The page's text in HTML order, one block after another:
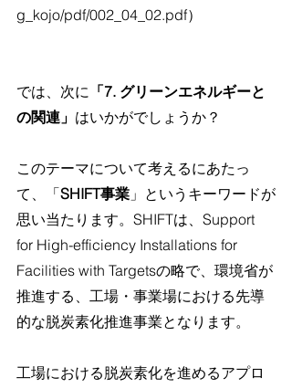
g_kojo/pdf/002_04_02.pdf）
では、次に 「7. グリーンエネルギーと
の関連」 はいかがでしょうか？
このテーマについて考えるにあたっ
て、「SHIFT事業 」というキーワードが
思い当たります。SHIFTは、Support
for High-efficiency Installations for
Facilities with Targetsの略で、環境省が
推進する、工場・事業場における先導
的な脱炭素化推進事業となります。
工場における脱炭素化を進めるアプロ